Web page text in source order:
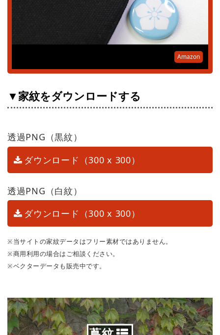
Amazon
▼家紋をダウンロードする
透過PNG（黒紋）
ダウンロード（300 x 300）
透過PNG（白紋）
ダウンロード（300 x 300）
※当サイトの家紋データはフリー素材ではありません。
※商用利用の場合はご相談ください。
※ベクターデータも販売中です。